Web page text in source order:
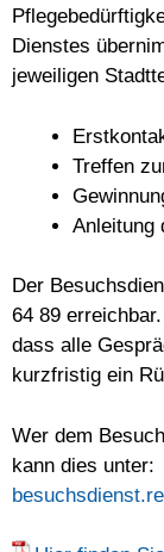
Dienstes
jeweiligen
Treffen
Anleitung
Der
64 89
dass alle
kurzfristig ein
Wer dem
kann dies unter: